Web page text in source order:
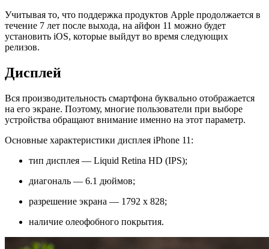
Учитывая то, что поддержка продуктов Apple продолжается в
течение 7 лет после выхода, на айфон 11 можно будет
установить iOS, которые выйдут во время следующих
релизов.
Дисплей
Вся производительность смартфона буквально отображается
на его экране. Поэтому, многие пользователи при выборе
устройства обращают внимание именно на этот параметр.
Основные характеристики дисплея iPhone 11:
тип дисплея — Liquid Retina HD (IPS);
диагональ — 6.1 дюймов;
разрешение экрана — 1792 x 828;
наличие олеофобного покрытия.